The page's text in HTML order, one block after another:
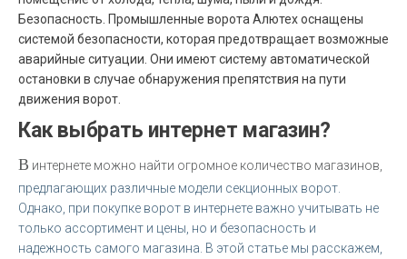
Безопасность. Промышленные ворота Алютех оснащены
системой безопасности, которая предотвращает возможные
аварийные ситуации. Они имеют систему автоматической
остановки в случае обнаружения препятствия на пути
движения ворот.
Как выбрать интернет магазин?
В интернете можно найти огромное количество магазинов,
предлагающих различные модели секционных ворот.
Однако, при покупке ворот в интернете важно учитывать не
только ассортимент и цены, но и безопасность и
надежность самого магазина. В этой статье мы расскажем,